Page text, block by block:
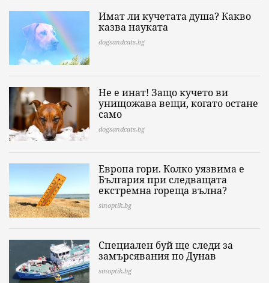
Имат ли кучетата душа? Какво
казва науката
dogsandcats.bg
Не е инат! Защо кучето ви
унищожава вещи, когато остане
само
dogsandcats.bg
Европа гори. Колко уязвима е
България при следващата
екстремна гореща вълна?
sinoptik.bg
Специален буй ще следи за
замърсявания по Дунав
sinoptik.bg